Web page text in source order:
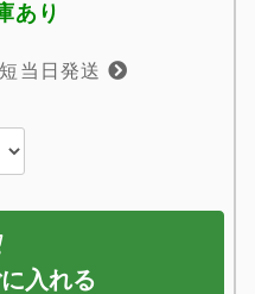
あり
当日発送
入れる